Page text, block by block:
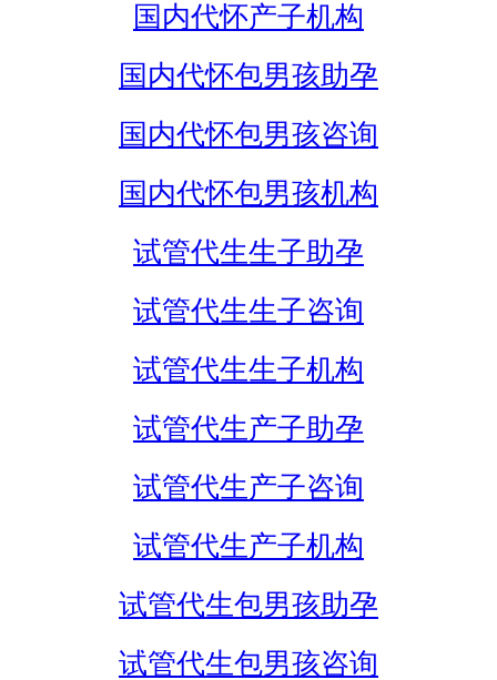
国内代怀产子机构
国内代怀包男孩助孕
国内代怀包男孩咨询
国内代怀包男孩机构
试管代生生子助孕
试管代生生子咨询
试管代生生子机构
试管代生产子助孕
试管代生产子咨询
试管代生产子机构
试管代生包男孩助孕
试管代生包男孩咨询